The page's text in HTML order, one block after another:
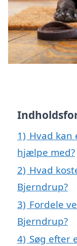
1) Hvad
hjælpe med?
2) Hvad
Bjerndrup?
3) Fordele
Bjerndrup?
4) Søg efter